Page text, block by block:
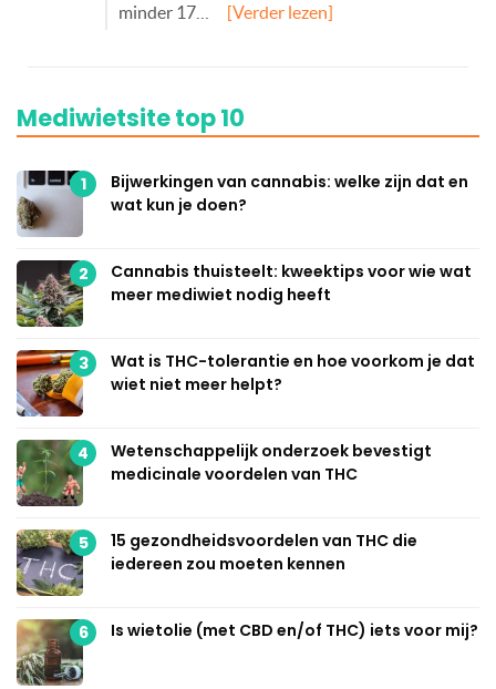
minder 17…
[Verder lezen]
Mediwietsite top 10
1
Bijwerkingen van cannabis: welke zijn dat en
wat kun je doen?
2
Cannabis thuisteelt: kweektips voor wie wat
meer mediwiet nodig heeft
3
Wat is THC-tolerantie en hoe voorkom je dat
wiet niet meer helpt?
4
Wetenschappelijk onderzoek bevestigt
medicinale voordelen van THC
5
15 gezondheidsvoordelen van THC die
iedereen zou moeten kennen
6 Is wietolie (met CBD en/of THC) iets voor mij?